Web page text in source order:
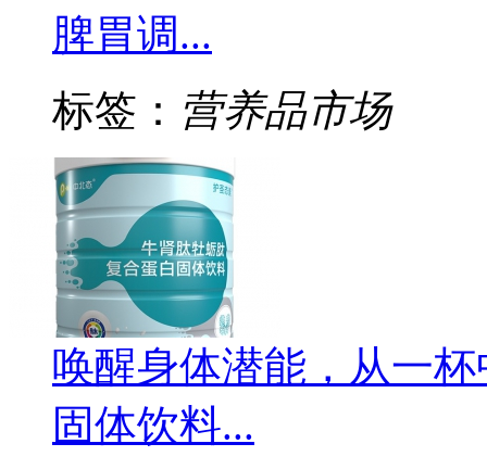
脾胃调...
标签： 营养品市场
唤醒身体潜能，从一
固体饮料...